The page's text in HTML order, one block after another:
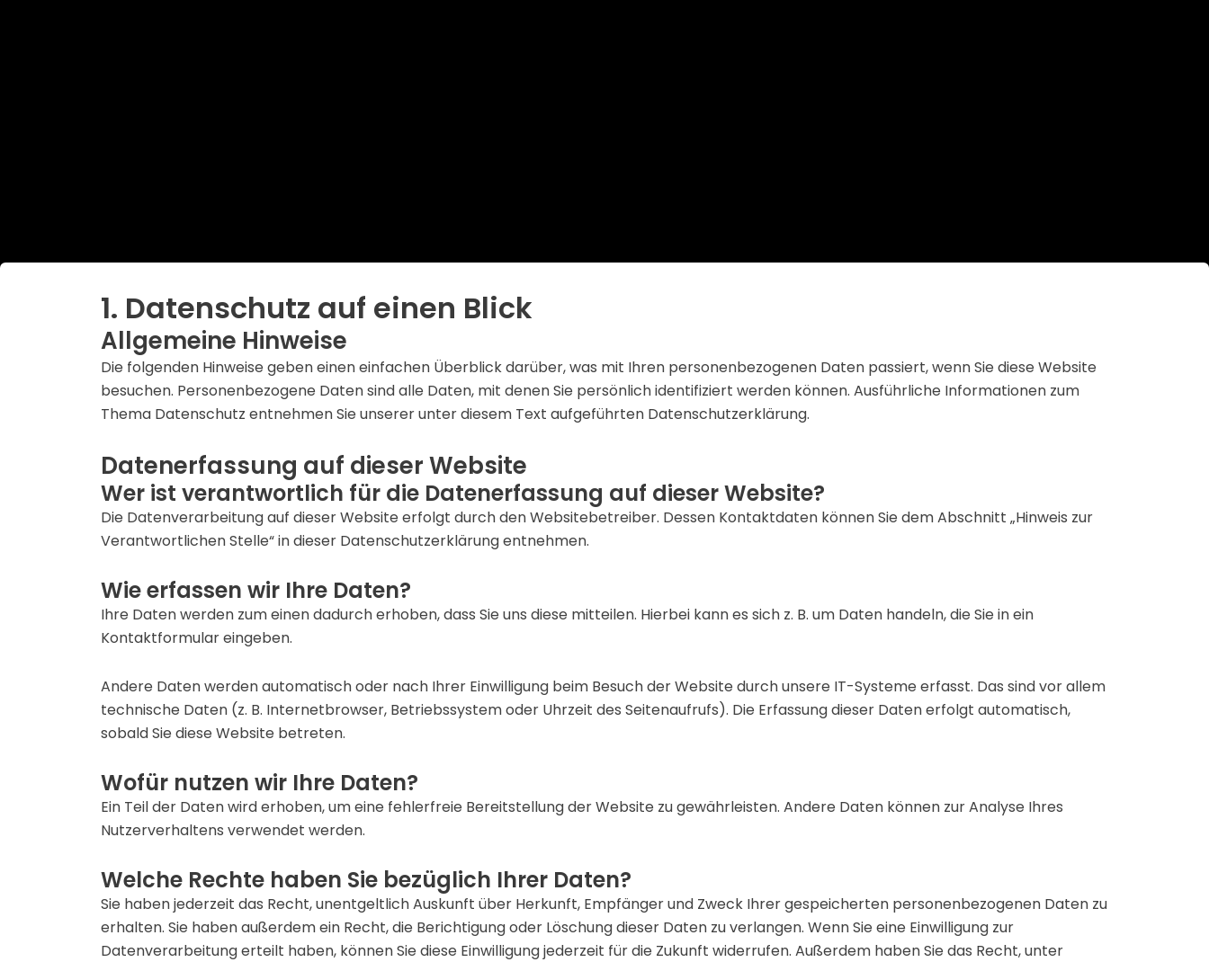
1. Datenschutz auf einen Blick
Allgemeine Hinweise
Die folgenden Hinweise geben einen einfachen Überblick darüber, was mit Ihren personenbezogenen Daten passiert, wenn Sie diese Website
besuchen. Personenbezogene Daten sind alle Daten, mit denen Sie persönlich identifiziert werden können. Ausführliche Informationen zum
Thema Datenschutz entnehmen Sie unserer unter diesem Text aufgeführten Datenschutzerklärung.
Datenerfassung auf dieser Website
Wer ist verantwortlich für die Datenerfassung auf dieser Website?
Die Datenverarbeitung auf dieser Website erfolgt durch den Websitebetreiber. Dessen Kontaktdaten können Sie dem Abschnitt „Hinweis zur
Verantwortlichen Stelle“ in dieser Datenschutzerklärung entnehmen.
Wie erfassen wir Ihre Daten?
Ihre Daten werden zum einen dadurch erhoben, dass Sie uns diese mitteilen. Hierbei kann es sich z. B. um Daten handeln, die Sie in ein
Kontaktformular eingeben.
Andere Daten werden automatisch oder nach Ihrer Einwilligung beim Besuch der Website durch unsere IT-Systeme erfasst. Das sind vor allem
technische Daten (z. B. Internetbrowser, Betriebssystem oder Uhrzeit des Seitenaufrufs). Die Erfassung dieser Daten erfolgt automatisch,
sobald Sie diese Website betreten.
Wofür nutzen wir Ihre Daten?
Ein Teil der Daten wird erhoben, um eine fehlerfreie Bereitstellung der Website zu gewährleisten. Andere Daten können zur Analyse Ihres
Nutzerverhaltens verwendet werden.
Welche Rechte haben Sie bezüglich Ihrer Daten?
Sie haben jederzeit das Recht, unentgeltlich Auskunft über Herkunft, Empfänger und Zweck Ihrer gespeicherten personenbezogenen Daten zu
erhalten. Sie haben außerdem ein Recht, die Berichtigung oder Löschung dieser Daten zu verlangen. Wenn Sie eine Einwilligung zur
Datenverarbeitung erteilt haben, können Sie diese Einwilligung jederzeit für die Zukunft widerrufen. Außerdem haben Sie das Recht, unter